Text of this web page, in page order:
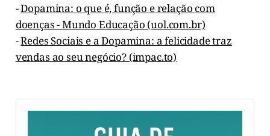
-Dopamina: o que é, função e relação com
doenças - Mundo Educação (uol.com.br)
-Redes Sociais e a Dopamina: a felicidade traz
vendas ao seu negócio? (impac.to)